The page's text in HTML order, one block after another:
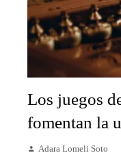
Los juegos
fomentan la
Adara Lomeli Soto